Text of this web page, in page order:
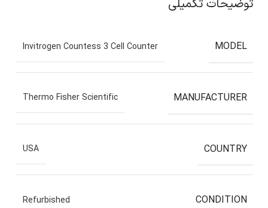
توضیحات تکمیلی
MODEL
Invitrogen Countess 3 Cell Counter
MANUFACTURER
Thermo Fisher Scientific
COUNTRY
USA
CONDITION
Refurbished